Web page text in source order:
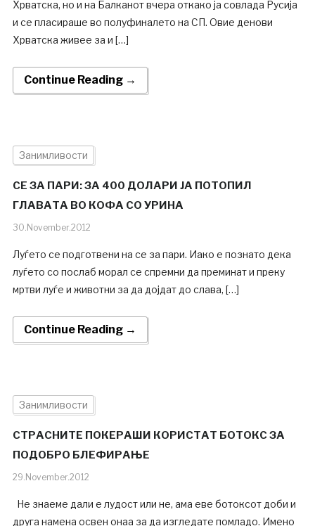
Хрватска, но и на Балканот вчера откако ја совлада Русија
и се пласираше во полуфиналето на СП. Овие денови
Хрватска живее за и […]
Continue Reading →
Занимливости
СЕ ЗА ПАРИ: ЗА 400 ДОЛАРИ ЈА ПОТОПИЛ
ГЛАВАТА ВО КОФА СО УРИНА
30.November.2012
Луѓето се подготвени на се за пари. Иако е познато дека
луѓето со послаб морал се спремни да преминат и преку
мртви луѓе и животни за да дојдат до слава, […]
Continue Reading →
Занимливости
СТРАСНИТЕ ПОКЕРАШИ КОРИСТАТ БОТОКС ЗА
ПОДОБРО БЛЕФИРАЊЕ
29.November.2012
Не знаеме дали е лудост или не, ама еве ботоксот доби и
друга намена освен онаа за да изгледате помладо. Имено